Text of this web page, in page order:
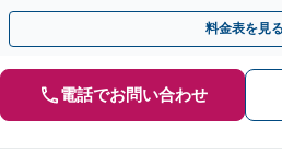
を目指します【完全個室対応】【休日・
料金表を見る
電話でお問い合わせ